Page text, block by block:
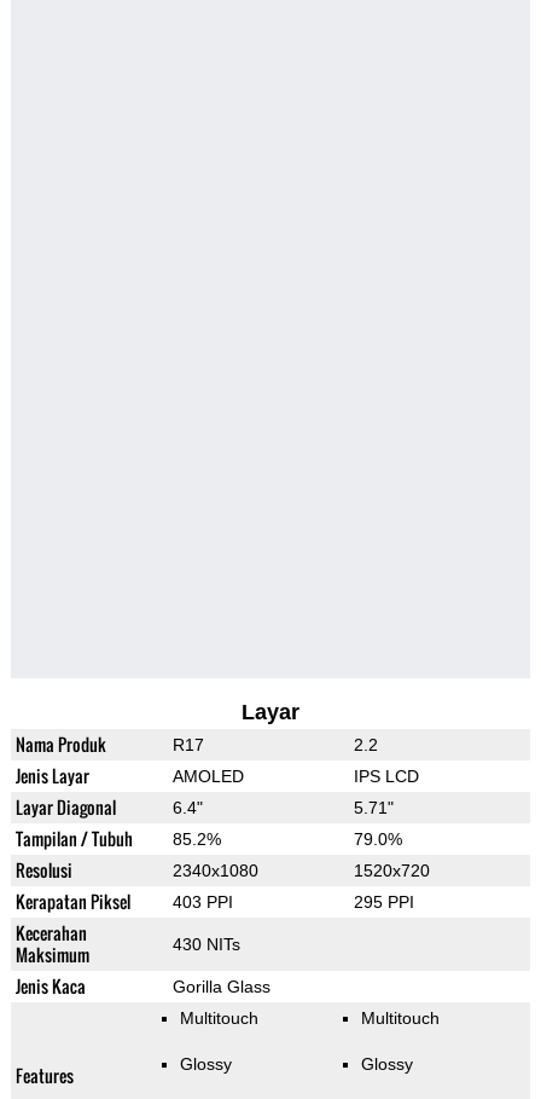
Layar
Nama Produk R17 2.2
Jenis Layar AMOLED IPS LCD
Layar Diagonal 6.4" 5.71"
Tampilan / Tubuh 85.2% 79.0%
Resolusi 2340x1080 1520x720
Kerapatan Piksel 403 PPI 295 PPI
Kecerahan
Maksimum
430 NITs
Jenis Kaca Gorilla Glass
Features
Multitouch
Glossy
Multitouch
Glossy